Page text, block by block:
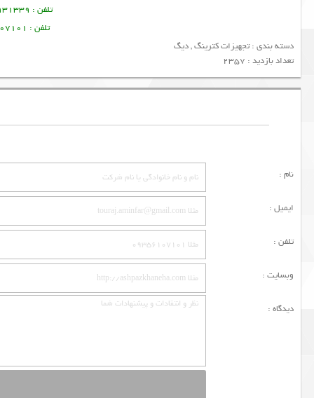
تلفن : 09128931339 منصور امین فر
تلفن : 09356107101 تورج امین فر
دسته بندی :تجهیزات کترینگ,دیگ
تعداد بازدید : 2357
نام :
ایمیل :
تلفن :
وبسایت :
دیدگاه :